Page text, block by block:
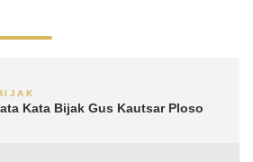
Kata Bijak Gus Kautsar Ploso